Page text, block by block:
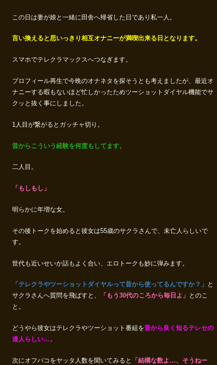
この日は妻が娘と一緒に田舎へ帰省した日であり私一人。
言い換えると思いっきり相互オナニーが満喫出来る日となります。
スマホでテレクラマックスへつなぎます。
プロフィール再生で今晩のオナネタを探そうとも考えましたが、最近オ
ナニーする暇もないほど忙しかったためツーショットダイヤル機能でサ
クッと抜く事にしました。
1人目が繋がるとガッチャ切り。
昔からこういう経験を何度もしてます。
二人目。
「もしもし」
明らかに年増な女。
その後トークを始めると彼女は55歳のサクラさんで、未亡人らしいで
す。
世代も近いせいか話もよく合い、エロトークも妙に弾みます。
「テレクラやツーショットダイヤルって昔から使ってるんですか？」 と
サクラさんへ質問を飛ばすと、
「もう30代のころから毎日よ」 とのこ
と。
どうやら彼女はテレクラやツーショット番組を昔から良く知るテレセの
達人らしい…。
次にオフパコをヤッタ人数を聞いてみると
「結構な数よ…、そうねー